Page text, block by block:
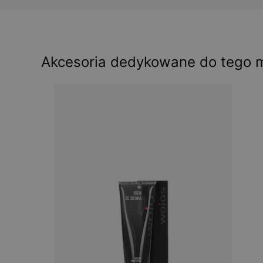
Akcesoria dedykowane do tego